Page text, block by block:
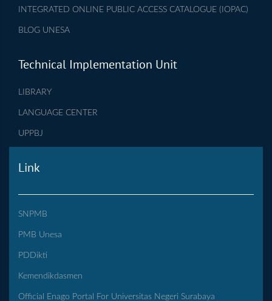
INTEGRATED ONLINE PUBLIC ACCESS CATALOGUE (IOPAC)
BLOG UNESA
Technical Implementation Unit
LIBRARY
LANGUAGE CENTER
UPPBJ
Link
SNPMB
PMB Unesa
PDDikti
Kemendikdasmen
Official Enago Portal For Universitas Negeri Surabaya